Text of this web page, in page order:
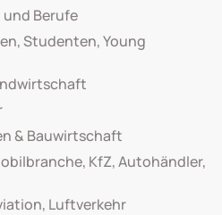
Berufe
Studenten, Young
& Bauwirtschaft
KfZ, Autohändler,
Luftverkehr